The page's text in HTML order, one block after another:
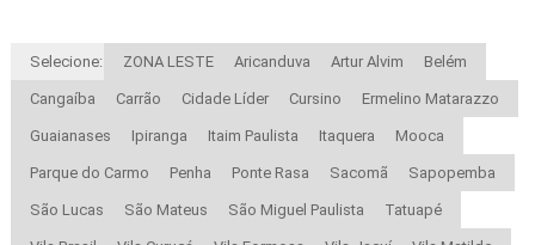
Selecione: ZONA LESTE Aricanduva Artur Alvim Belém
Cangaíba Carrão Cidade Líder Cursino Ermelino Matarazzo
Guaianases Ipiranga Itaim Paulista Itaquera Mooca
Parque do Carmo Penha Ponte Rasa Sacomã Sapopemba
São Lucas São Mateus São Miguel Paulista Tatuapé